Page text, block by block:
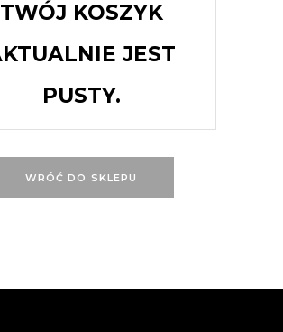
TWÓJ KOSZYK
JEST
PUSTY.
WRÓĆ DO SKLEPU